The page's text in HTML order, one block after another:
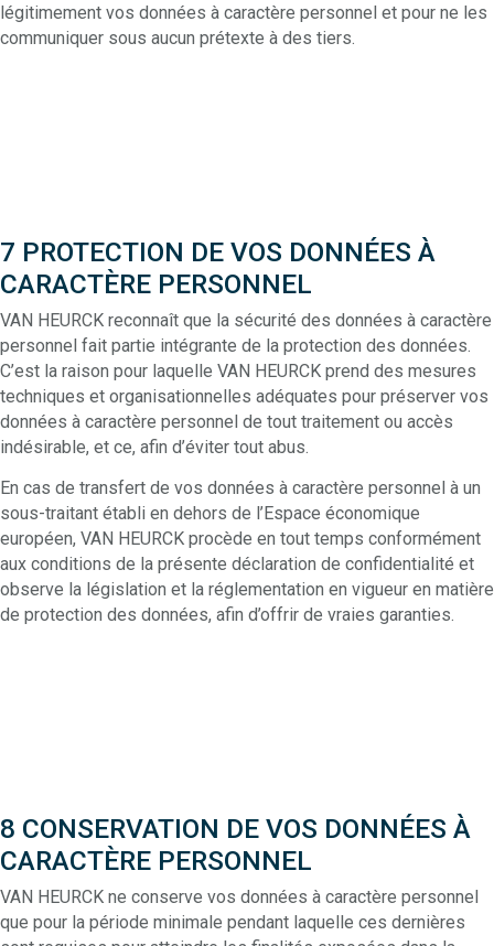
légitimement vos données à caractère personnel et pour ne les
communiquer sous aucun prétexte à des tiers.
7 PROTECTION DE VOS DONNÉES À
CARACTÈRE PERSONNEL
VAN HEURCK reconnaît que la sécurité des données à caractère
personnel fait partie intégrante de la protection des données.
C’est la raison pour laquelle VAN HEURCK prend des mesures
techniques et organisationnelles adéquates pour préserver vos
données à caractère personnel de tout traitement ou accès
indésirable, et ce, afin d’éviter tout abus.
En cas de transfert de vos données à caractère personnel à un
sous-traitant établi en dehors de l’Espace économique
européen, VAN HEURCK procède en tout temps conformément
aux conditions de la présente déclaration de confidentialité et
observe la législation et la réglementation en vigueur en matière
de protection des données, afin d’offrir de vraies garanties.
8 CONSERVATION DE VOS DONNÉES À
CARACTÈRE PERSONNEL
VAN HEURCK ne conserve vos données à caractère personnel
que pour la période minimale pendant laquelle ces dernières